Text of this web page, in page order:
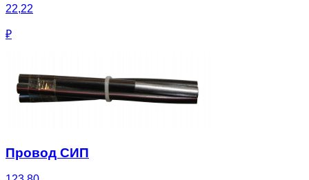
22,22
₽
Провод СИП